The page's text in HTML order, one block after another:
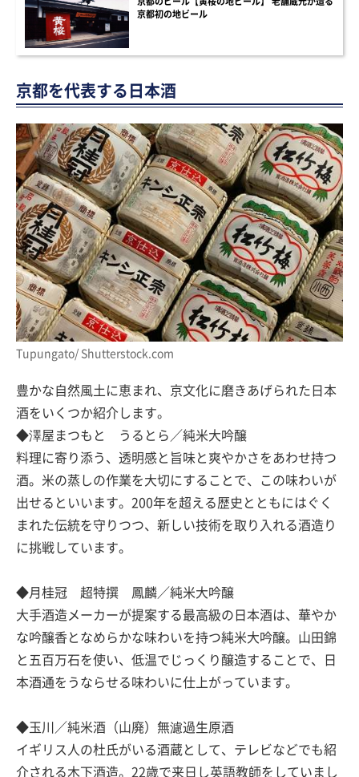
京都初の地ビール
京都を代表する日本酒
Tupungato/ Shutterstock.com
豊かな自然風土に恵まれ、京文化に磨きあげられた日本
酒をいくつか紹介します。
◆澤屋まつもと うるとら／純米大吟醸
料理に寄り添う、透明感と旨味と爽やかさをあわせ持つ
酒。米の蒸しの作業を大切にすることで、この味わいが
出せるといいます。200年を超える歴史とともにはぐく
まれた伝統を守りつつ、新しい技術を取り入れる酒造り
に挑戦しています。
◆月桂冠 超特撰 鳳麟／純米大吟醸
大手酒造メーカーが提案する最高級の日本酒は、華やか
な吟醸香となめらかな味わいを持つ純米大吟醸。山田錦
と五百万石を使い、低温でじっくり醸造することで、日
本酒通をうならせる味わいに仕上がっています。
◆玉川／純米酒（山廃）無濾過生原酒
イギリス人の杜氏がいる酒蔵として、テレビなどでも紹
介される木下酒造。22歳で来日し英語教師をしていまし